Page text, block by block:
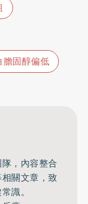
固醇偏低
，內容整合
關文章，致
識。